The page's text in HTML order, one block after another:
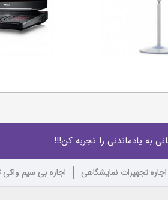
به یادماندنی را تجربه کن!!!
اجاره تجهیزات نمایشگاهی اجاره بی سیم واکی